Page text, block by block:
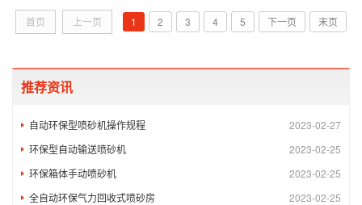
首页 上一页 1 2 3 4 5 下一页 末页
推荐资讯
2023-02-27
自动环保型喷砂机操作规程
2023-02-25
环保型自动输送喷砂机
2023-02-25
环保箱体手动喷砂机
2023-02-25
全自动环保气力回收式喷砂房